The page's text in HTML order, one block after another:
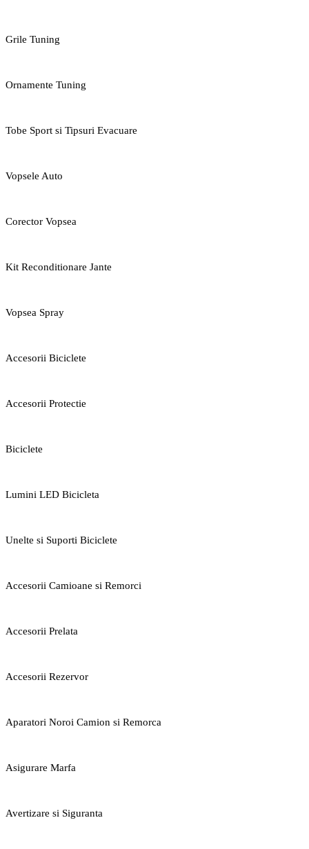
Grile Tuning
Ornamente Tuning
Tobe Sport si Tipsuri Evacuare
Vopsele Auto
Corector Vopsea
Kit Reconditionare Jante
Vopsea Spray
Accesorii Biciclete
Accesorii Protectie
Biciclete
Lumini LED Bicicleta
Unelte si Suporti Biciclete
Accesorii Camioane si Remorci
Accesorii Prelata
Accesorii Rezervor
Aparatori Noroi Camion si Remorca
Asigurare Marfa
Avertizare si Siguranta